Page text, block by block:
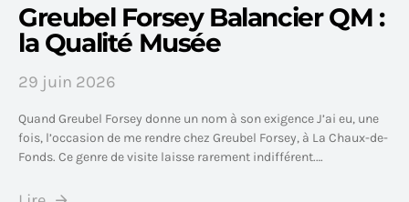
Greubel Forsey Balancier QM :
la Qualité Musée
29 juin 2026
Quand Greubel Forsey donne un nom à son exigence J’ai eu, une
fois, l’occasion de me rendre chez Greubel Forsey, à La Chaux-de-
Fonds. Ce genre de visite laisse rarement indifférent.…